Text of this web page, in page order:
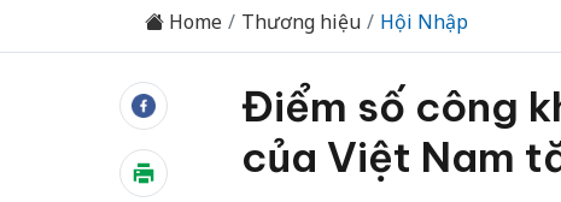
Home Thương hiệu Hội Nhập
Điểm số công
của Việt Nam